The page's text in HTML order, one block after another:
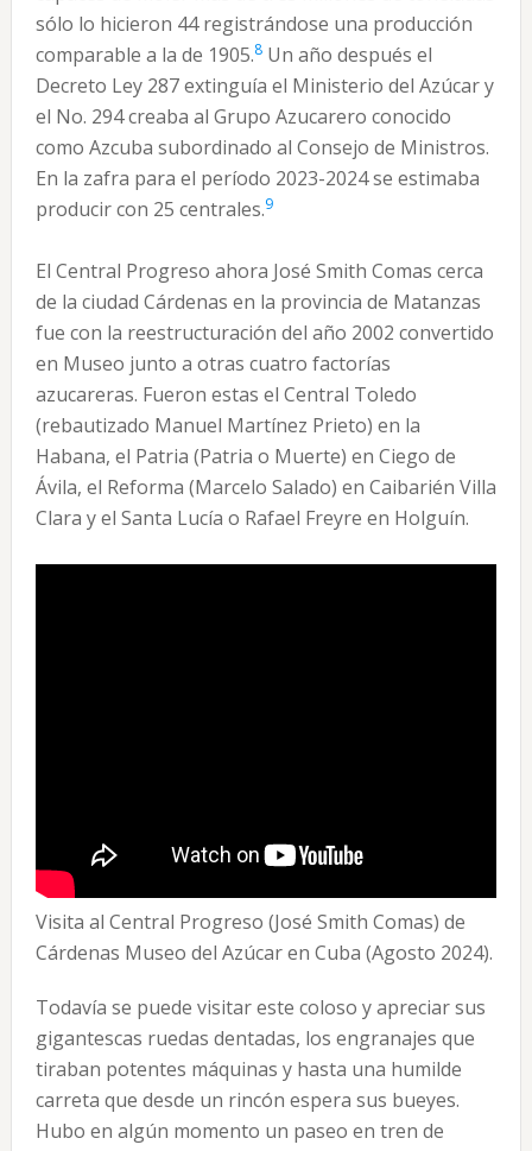
sólo lo hicieron 44 registrándose una producción
comparable a la de 1905.8Un año después el
Decreto Ley 287 extinguía el Ministerio del Azúcar y
el No. 294 creaba al Grupo Azucarero conocido
como Azcuba subordinado al Consejo de Ministros.
En la zafra para el período 2023-2024 se estimaba
producir con 25 centrales.9
El Central Progreso ahora José Smith Comas cerca
de la ciudad Cárdenas en la provincia de Matanzas
fue con la reestructuración del año 2002 convertido
en Museo junto a otras cuatro factorías
azucareras. Fueron estas el Central Toledo
(rebautizado Manuel Martínez Prieto) en la
Habana, el Patria (Patria o Muerte) en Ciego de
Ávila, el Reforma (Marcelo Salado) en Caibarién Villa
Clara y el Santa Lucía o Rafael Freyre en Holguín.
Visita al Central Progreso (José Smith Comas) de
Cárdenas Museo del Azúcar en Cuba (Agosto 2024).
Todavía se puede visitar este coloso y apreciar sus
gigantescas ruedas dentadas, los engranajes que
tiraban potentes máquinas y hasta una humilde
carreta que desde un rincón espera sus bueyes.
Hubo en algún momento un paseo en tren de